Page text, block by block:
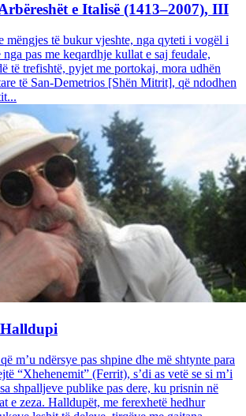
e Italisë (1413–2007), III
mëngjes të bukur vjeshte, nga qyteti i vogël i
pas me keqardhje kullat e saj feudale,
të trefishtë, pyjet me portokaj, mora udhën
të San-Demetrios [Shën Mitrit], që ndodhen
m’u ndërsye pas shpine dhe më shtynte para
“Xhehenemit” (Ferrit), s’di as vetë se si m’i
shpalljeve publike pas dere, ku prisnin në
e zeza. Halldupët, me ferexhetë hedhur